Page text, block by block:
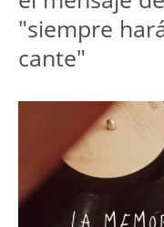
"siempre
cante"